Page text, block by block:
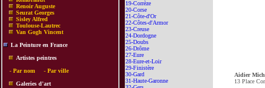
Renoir Auguste
Seurat Georges
Sisley Alfred
Toulouse-Lautrec
Van Gogh Vincent
La Peinture en France
Artistes peintres
- Par nom - Par ville
Galeries d'art
19-Corrèze
20-Corse
21-Côte-d'Or
22-Côtes-d'Armor
23-Creuse
24-Dordogne
25-Doubs
26-Drôme
27-Eure
28-Eure-et-Loir
29-Finistère
30-Gard
31-Haute-Garonne
Aidier
13 Place